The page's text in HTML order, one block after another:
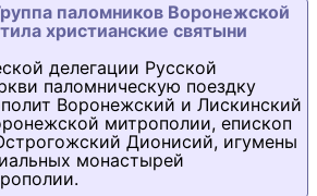
паломников Воронежской
христианские святыни
делегации Русской
паломническую поездку
Воронежский и Лискинский
митрополии, епископ
Дионисий, игумены
монастырей